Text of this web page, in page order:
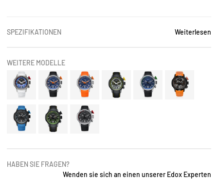
SPEZIFIKATIONEN Weiterlesen
WEITERE MODELLE
HABEN SIE FRAGEN?
Wenden sie sich an einen unserer Edox Experten